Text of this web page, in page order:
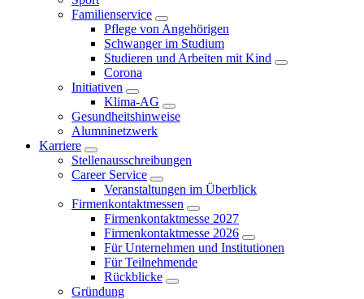
Familienservice
Pflege von Angehörigen
Schwanger im Studium
Studieren und Arbeiten mit Kind
Corona
Initiativen
Klima-AG
Gesundheitshinweise
Alumninetzwerk
Karriere
Stellenausschreibungen
Career Service
Veranstaltungen im Überblick
Firmenkontaktmessen
Firmenkontaktmesse 2027
Firmenkontaktmesse 2026
Für Unternehmen und Institutionen
Für Teilnehmende
Rückblicke
Gründung